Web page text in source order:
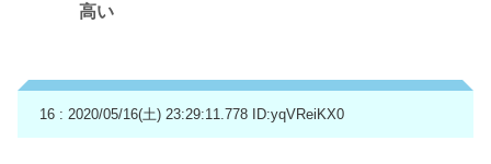
高い
16 : 2020/05/16(土) 23:29:11.778 ID:yqVReiKX0